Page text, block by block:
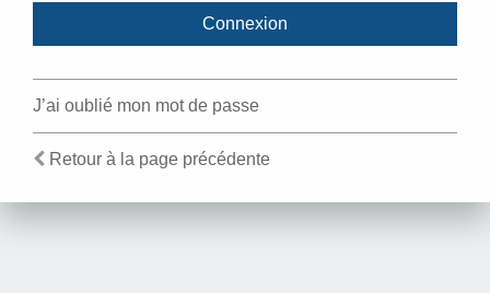
J’ai oublié mon mot de passe
Retour à la page précédente